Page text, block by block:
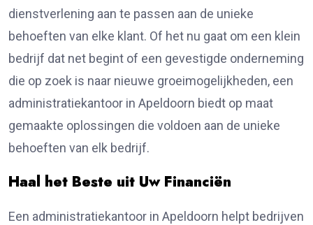
dienstverlening aan te passen aan de unieke
behoeften van elke klant. Of het nu gaat om een klein
bedrijf dat net begint of een gevestigde onderneming
die op zoek is naar nieuwe groeimogelijkheden, een
administratiekantoor in Apeldoorn biedt op maat
gemaakte oplossingen die voldoen aan de unieke
behoeften van elk bedrijf.
Haal het Beste uit Uw Financiën
Een administratiekantoor in Apeldoorn helpt bedrijven